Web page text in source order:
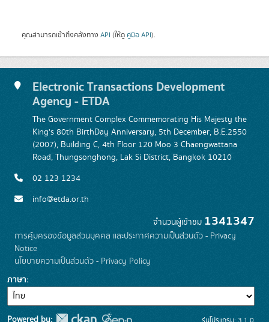
คุณสามารถเข้าถึงคลังทาง API (ให้ดู คู่มือ API).
Electronic Transactions Development
Agency - ETDA
The Government Complex Commemorating His Majesty the
King's 80th BirthDay Anniversary, 5th December, B.E.2550
(2007), Building C, 4th Floor 120 Moo 3 Chaengwattana
Road, Thungsonghong, Lak Si District, Bangkok 10210
02 123 1234
info@etda.or.th
จำนวนผู้เข้าชม 1341347
การคุ้มครองข้อมูลส่วนบุคคล และประกาศความเป็นส่วนตัว - Privacy
Notice
นโยบายความเป็นส่วนตัว - Privacy Policy
ภาษา
Powered by: